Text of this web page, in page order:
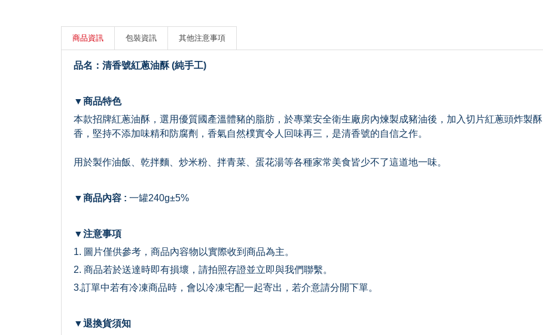
商品資訊 包裝資訊 其他注意事項
品名：清香號紅蔥油酥 (純手工)
▼商品特色
本款招牌紅蔥油酥，選用優質國產溫體豬的脂肪，於專業安全衛生廠房內煉製成豬油後，加入切片紅蔥頭炸製酥
香，堅持不添加味精和防腐劑，香氣自然樸實令人回味再三，是清香號的自信之作。
用於製作油飯、乾拌麵、炒米粉、拌青菜、蛋花湯等各種家常美食皆少不了這道地一味。
▼商品內容 : 一罐240g±5%
▼注意事項
1. 圖片僅供參考，商品內容物以實際收到商品為主。
2. 商品若於送達時即有損壞，請拍照存證並立即與我們聯繫。
3.訂單中若有冷凍商品時，會以冷凍宅配一起寄出，若介意請分開下單。
▼退換貨須知